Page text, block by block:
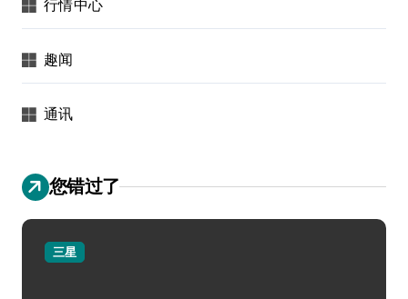
行情中心
趣闻
通讯
您错过了
三星